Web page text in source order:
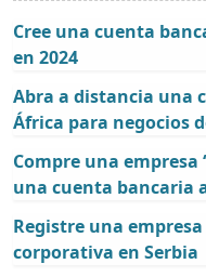
Cree una cuenta
en 2024
Abra a distancia una
África para negocios
Compre una empresa
una cuenta bancaria
Registre una
corporativa en Serbia